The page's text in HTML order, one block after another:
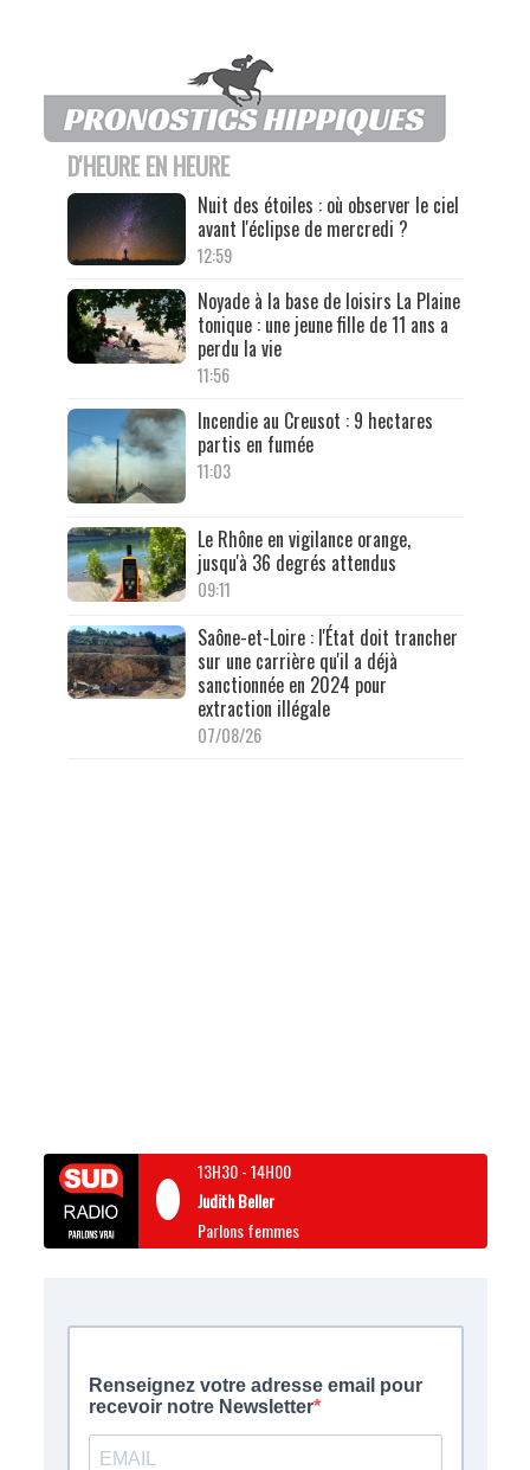
D'HEURE EN HEURE
Nuit des étoiles : où observer le ciel
avant l'éclipse de mercredi ?
12:59
Noyade à la base de loisirs La Plaine
tonique : une jeune fille de 11 ans a
perdu la vie
11:56
Incendie au Creusot : 9 hectares
partis en fumée
11:03
Le Rhône en vigilance orange,
jusqu'à 36 degrés attendus
09:11
Saône-et-Loire : l'État doit trancher
sur une carrière qu'il a déjà
sanctionnée en 2024 pour
extraction illégale
07/08/26
13H30-14H00
Judith Beller
Parlons femmes